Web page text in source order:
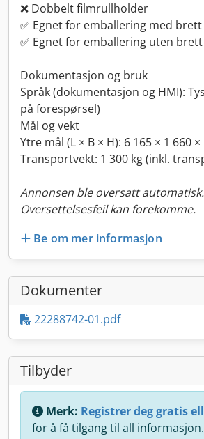
❌ Dobbelt filmrullholder
✅ Egnet for emballering med brett
✅ Egnet for emballering uten brett
Dokumentasjon og bruk
Språk (dokumentasjon og HMI):
på forespørsel)
Mål og vekt
Ytre mål (L × B × H): 6 165 × 1 660
Transportvekt: 1 300 kg (inkl.
Annonsen ble oversatt automatisk.
Oversettelsesfeil kan forekomme.
Be om mer informasjon
Dokumenter
22288742-01.pdf
Tilbyder
Merk: Registrer deg gratis
for å få tilgang til all informasjon.